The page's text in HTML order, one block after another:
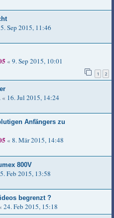
Sep 2015, 11:46
« 9. Sep 2015, 10:01
1 2
« 16. Jul 2015, 14:24
Anfängers zu
« 8. Mär 2015, 14:48
800V
Feb 2015, 13:58
begrenzt ?
24. Feb 2015, 15:18